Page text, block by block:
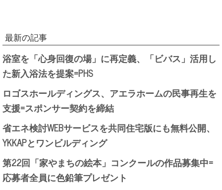
最新の記事
浴室を「心身回復の場」に再定義、「ビバス」活用し
た新入浴法を提案=PHS
ロゴスホールディングス、アエラホームの民事再生を
支援=スポンサー契約を締結
省エネ検討WEBサービスを共同住宅版にも無料公開、
YKKAPとワンビルディング
第22回「家やまちの絵本」コンクールの作品募集中=
応募者全員に色鉛筆プレゼント